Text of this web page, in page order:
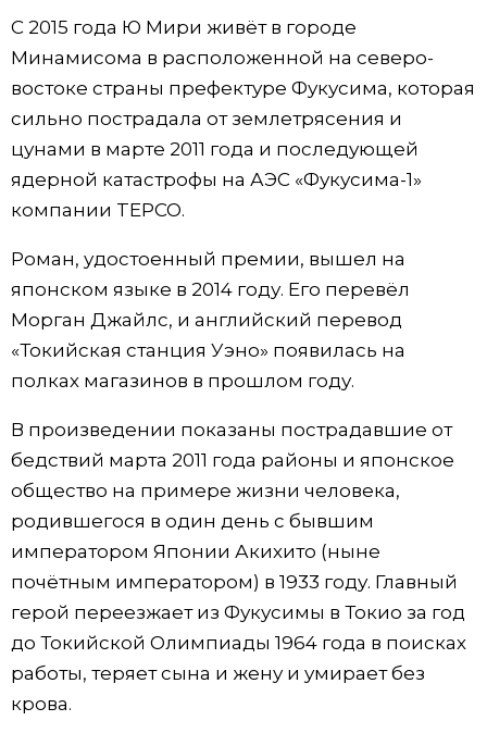
Жизнь
Технологии
Токио
С 2015 года Ю Мири живёт в городе
Минамисома в расположенной на северо-
востоке страны префектуре Фукусима, которая
сильно пострадала от землетрясения и
цунами в марте 2011 года и последующей
ядерной катастрофы на АЭС «Фукусима-1»
компании TEPCO.
Роман, удостоенный премии, вышел на
японском языке в 2014 году. Его перевёл
Морган Джайлс, и английский перевод
«Токийская станция Уэно» появилась на
полках магазинов в прошлом году.
В произведении показаны пострадавшие от
бедствий марта 2011 года районы и японское
общество на примере жизни человека,
родившегося в один день с бывшим
императором Японии Акихито (ныне
почётным императором) в 1933 году. Главный
герой переезжает из Фукусимы в Токио за год
до Токийской Олимпиады 1964 года в поисках
работы, теряет сына и жену и умирает без
крова.